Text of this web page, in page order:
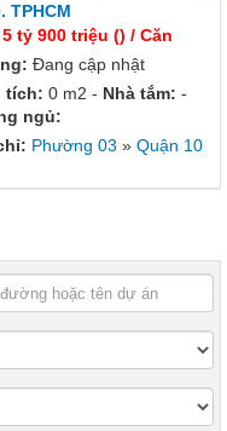
TPHCM
5 tỷ 900 triệu () / Căn
Đang cập nhật
tích: 0 m2 - Nhà tắm: -
ngủ:
Phường 03 » Quận 10